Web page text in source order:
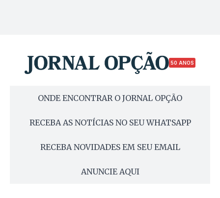
50 ANOS
ONDE ENCONTRAR O JORNAL OPÇÃO
RECEBA AS NOTÍCIAS NO SEU WHATSAPP
RECEBA NOVIDADES EM SEU EMAIL
ANUNCIE AQUI